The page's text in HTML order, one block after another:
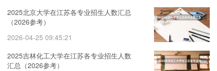
2025北京大学在江苏各专业招生人数汇总
（2026参考）
2026-04-25 09:45:21
2025吉林化工大学在江苏各专业招生人数
汇总（2026参考）